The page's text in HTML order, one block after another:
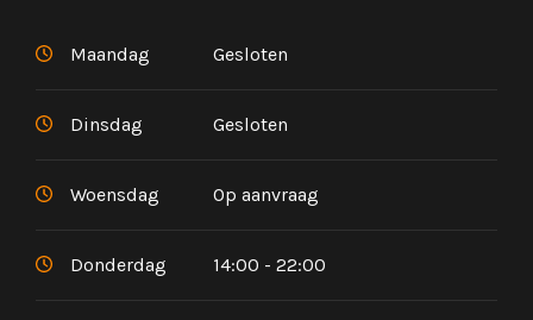
Maandag Gesloten
Dinsdag Gesloten
Woensdag Op aanvraag
Donderdag 14:00 - 22:00